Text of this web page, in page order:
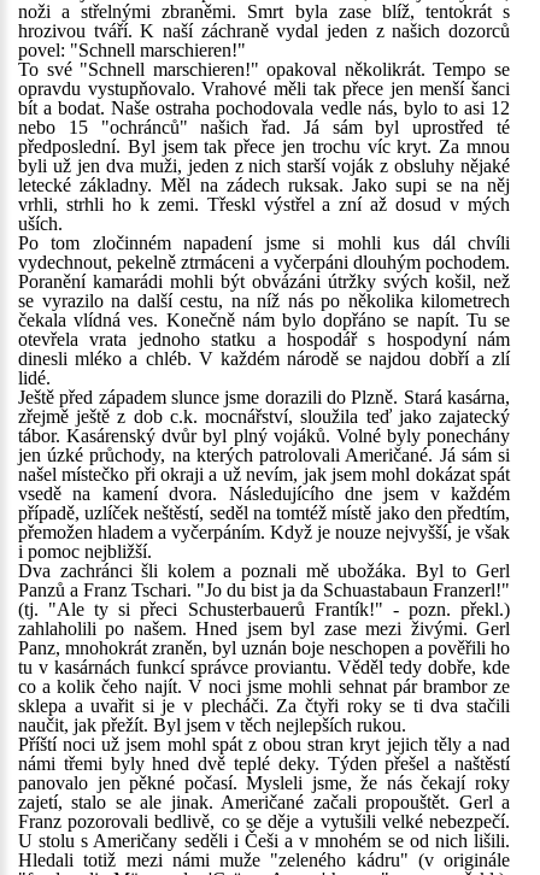
noži a střelnými zbraněmi. Smrt byla zase blíž, tentokrát s
hrozivou tváří. K naší záchraně vydal jeden z našich dozorců
povel: "Schnell marschieren!"
To své "Schnell marschieren!" opakoval několikrát. Tempo se
opravdu vystupňovalo. Vrahové měli tak přece jen menší šanci
bít a bodat. Naše ostraha pochodovala vedle nás, bylo to asi 12
nebo 15 "ochránců" našich řad. Já sám byl uprostřed té
předposlední. Byl jsem tak přece jen trochu víc kryt. Za mnou
byli už jen dva muži, jeden z nich starší voják z obsluhy nějaké
letecké základny. Měl na zádech ruksak. Jako supi se na něj
vrhli, strhli ho k zemi. Třeskl výstřel a zní až dosud v mých
uších.
Po tom zločinném napadení jsme si mohli kus dál chvíli
vydechnout, pekelně ztrmáceni a vyčerpáni dlouhým pochodem.
Poranění kamarádi mohli být obvázáni útržky svých košil, než
se vyrazilo na další cestu, na níž nás po několika kilometrech
čekala vlídná ves. Konečně nám bylo dopřáno se napít. Tu se
otevřela vrata jednoho statku a hospodář s hospodyní nám
dinesli mléko a chléb. V každém národě se najdou dobří a zlí
lidé.
Ještě před západem slunce jsme dorazili do Plzně. Stará kasárna,
zřejmě ještě z dob c.k. mocnářství, sloužila teď jako zajatecký
tábor. Kasárenský dvůr byl plný vojáků. Volné byly ponechány
jen úzké průchody, na kterých patrolovali Američané. Já sám si
našel místečko při okraji a už nevím, jak jsem mohl dokázat spát
vsedě na kamení dvora. Následujícího dne jsem v každém
případě, uzlíček neštěstí, seděl na tomtéž místě jako den předtím,
přemožen hladem a vyčerpáním. Když je nouze nejvyšší, je však
i pomoc nejbližší.
Dva zachránci šli kolem a poznali mě ubožáka. Byl to Gerl
Panzů a Franz Tschari. "Jo du bist ja da Schuastabaun Franzerl!"
(tj. "Ale ty si přeci Schusterbauerů Frantík!" - pozn. překl.)
zahlaholili po našem. Hned jsem byl zase mezi živými. Gerl
Panz, mnohokrát zraněn, byl uznán boje neschopen a pověřili ho
tu v kasárnách funkcí správce proviantu. Věděl tedy dobře, kde
co a kolik čeho najít. V noci jsme mohli sehnat pár brambor ze
sklepa a uvařit si je v plecháči. Za čtyři roky se ti dva stačili
naučit, jak přežít. Byl jsem v těch nejlepších rukou.
Příští noci už jsem mohl spát z obou stran kryt jejich těly a nad
námi třemi byly hned dvě teplé deky. Týden přešel a naštěstí
panovalo jen pěkné počasí. Mysleli jsme, že nás čekají roky
zajetí, stalo se ale jinak. Američané začali propouštět. Gerl a
Franz pozorovali bedlivě, co se děje a vytušili velké nebezpečí.
U stolu s Američany seděli i Češi a v mnohém se od nich lišili.
Hledali totiž mezi námi muže "zeleného kádru" (v originále